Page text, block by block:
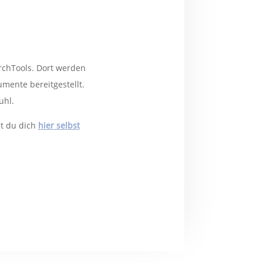
Dort werden
bereitgestellt.
du dich hier selbst